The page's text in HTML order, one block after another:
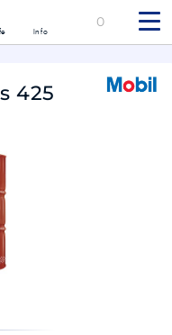
Info
0
425